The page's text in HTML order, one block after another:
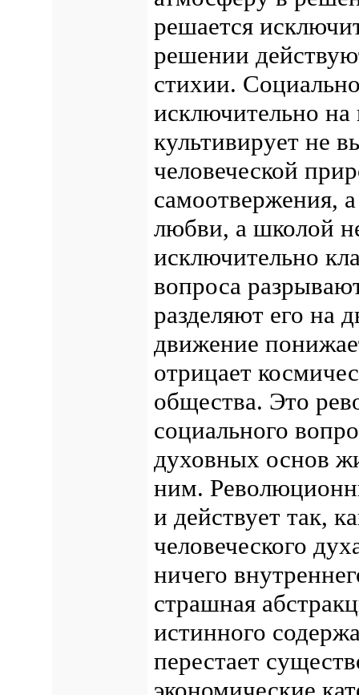
решается
решении
стихии.
исключительно
культивирует не
человеческой
самоотвержения,
любви, а школой
исключительно
вопроса
разделяют его на
движение
отрицает
общества. Это
социального
духовных основ
ним.
и действует так,
человеческого
ничего
страшная
истинного
перестает